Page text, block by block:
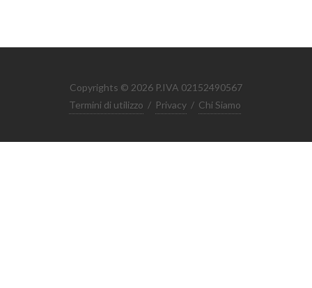
Copyrights © 2026 P.IVA 02152490567
Termini di utilizzo / Privacy / Chi Siamo